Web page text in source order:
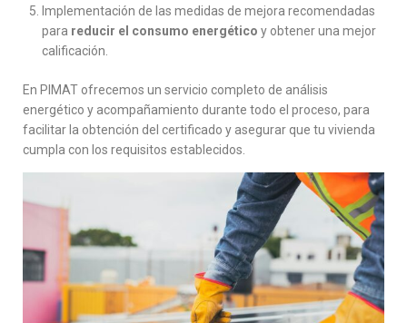
Implementación de las medidas de mejora recomendadas
para reducir el consumo energético y obtener una mejor
calificación.
En PIMAT ofrecemos un servicio completo de análisis
energético y acompañamiento durante todo el proceso, para
facilitar la obtención del certificado y asegurar que tu vivienda
cumpla con los requisitos establecidos.